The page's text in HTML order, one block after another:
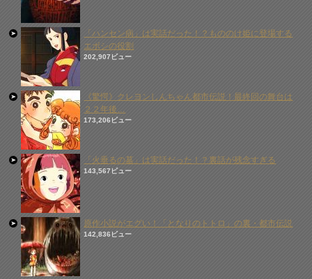
「ハンセン病」は実話だった！？もののけ姫に登場する
エボシの役割
202,907ビュー
《驚愕》クレヨンしんちゃん都市伝説！最終回の舞台は
２２年後…
173,206ビュー
「火垂るの墓」は実話だった！？裏話が残念すぎる
143,567ビュー
原作小説がエグい！「となりのトトロ」の裏・都市伝説
142,836ビュー